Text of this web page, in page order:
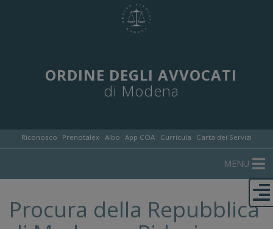
ORDINE DEGLI AVVOCATI
di Modena
Riconosco Prenotalex Albo App COA Curricula Carta dei Servizi
MENU
Procura della Repubblica